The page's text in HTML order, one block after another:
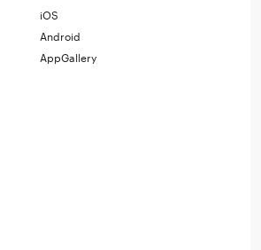
iOS
Android
AppGallery